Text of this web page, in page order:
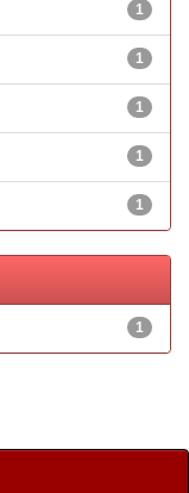
1
1
1
1
1
1